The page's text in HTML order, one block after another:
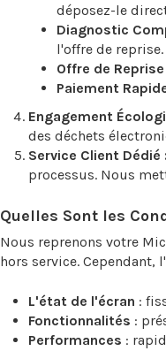
déposez-le
Diagnostic
l'offre de reprise.
Offre de Reprise
Paiement
Engagement
des déchets
Service Client Dédié
processus. Nous
Quelles Sont les
Nous reprenons votre
hors service.
L'état de l'écran :
Fonctionnalités :
Performances :